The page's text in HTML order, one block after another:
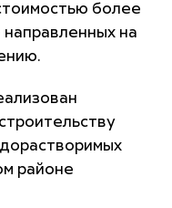
более
на
районе